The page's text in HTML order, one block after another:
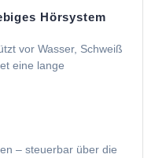
Hörsystem
vor Wasser, Schweiß
eine lange
– steuerbar über die